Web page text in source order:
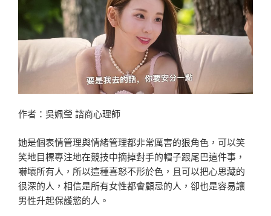
獄
3》
最
得
往
的
差
萌
野
狼
男
作者：吳姵瑩 諮商心理師
她是個表情管理與情緒管理都非常厲害的狠角色，可以笑
笑地目標專注地在競技中摘掉對手的帽子跟尾巴這件事，
嚇壞所有人，所以這種喜怒不形於色，且可以把心思藏的
很深的人，相信是所有女性都會顧忌的人，卻也是容易讓
男性升起保護慾的人。